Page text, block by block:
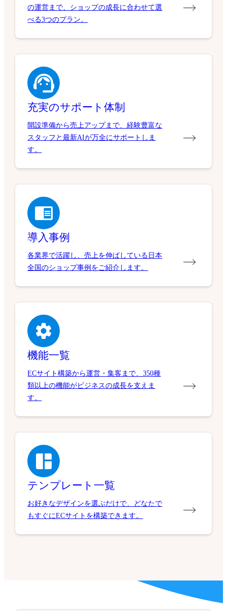
の運営まで、ショップの成長に合わせて選
べる3つのプラン。
充実のサポート体制
開設準備から売上アップまで、経験豊富な
スタッフと最新AIが万全にサポートしま
す。
導入事例
各業界で活躍し、売上を伸ばしている日本
全国のショップ事例をご紹介します。
機能一覧
ECサイト構築から運営・集客まで、350種
類以上の機能がビジネスの成長を支えま
す。
テンプレート一覧
お好きなデザインを選ぶだけで、どなたで
もすぐにECサイトを構築できます。